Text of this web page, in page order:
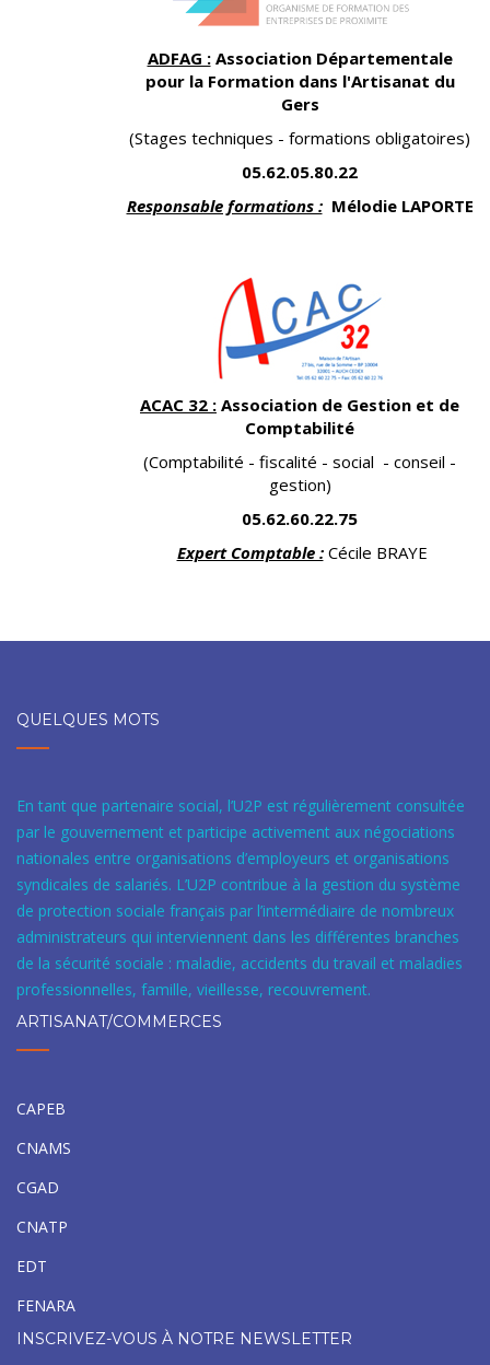
ADFAG :Association Départementale
pour la Formation dans l'Artisanat du
Gers
(Stages techniques - formations obligatoires)
05.62.05.80.22
Responsable formations : Mélodie LAPORTE
ACAC 32 : Association de Gestion et de
Comptabilité
(Comptabilité - fiscalité - social - conseil -
gestion)
05.62.60.22.75
Expert Comptable : Cécile BRAYE
QUELQUES MOTS
En tant que partenaire social, l’U2P est régulièrement consultée
par le gouvernement et participe activement aux négociations
nationales entre organisations d’employeurs et organisations
syndicales de salariés. L’U2P contribue à la gestion du système
de protection sociale français par l’intermédiaire de nombreux
administrateurs qui interviennent dans les différentes branches
de la sécurité sociale : maladie, accidents du travail et maladies
professionnelles, famille, vieillesse, recouvrement.
ARTISANAT/COMMERCES
CAPEB
CNAMS
CGAD
CNATP
EDT
FENARA
INSCRIVEZ-VOUS À NOTRE NEWSLETTER